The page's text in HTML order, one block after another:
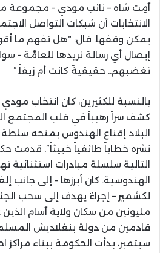
آمِت شاه – نائب مودي – مجموعة
الانتخابات أن شبكات التواصل
يمكن وقفها. قال: “هل تفهم ما
إيصال أي رسالة نريدها للعامَّة –
تغضبهم.. حقيقيةً كانت أم زيفاً.”
بالنسبة للكثيرين، كان انتخاب مودي
كشف سراً رهيباً في قلب المجتمع
البلاد إقناع الهندوس بمنحه
نشره خطاباً طائفياً خبيثاً”. قدمت
التالية سلسلة مبادرات استثنائية
الهندوسية. كان أبرزها – إلى جانب
لكشمير – إجراءٌ يهدف إلى سحب
مليونين من سكان ولاية آسام الذين
قادمين من دولة بنغلاديش
سبتمبر، بدأت الحكومة ببناء مراكز